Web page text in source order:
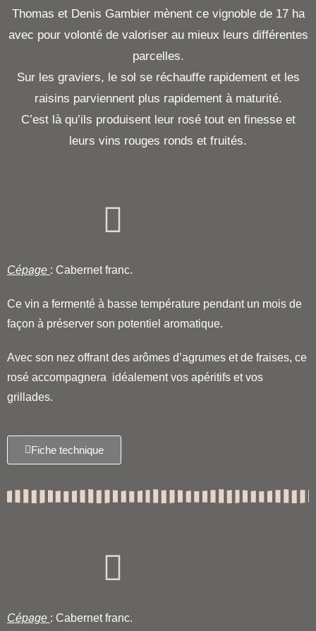
Thomas et Denis Gambier mènent ce vignoble de 17 ha
avec pour volonté de valoriser au mieux leurs différentes
parcelles.
Sur les graviers, le sol se réchauffe rapidement et les
raisins parviennent plus rapidement à maturité.
C’est là qu’ils produisent leur rosé tout en finesse et
leurs vins rouges ronds et fruités.
Cépage : Cabernet franc.
Ce vin a fermenté à basse température pendant un mois de
façon à préserver son potentiel aromatique.
Avec son nez offrant des arômes d’agrumes et de fraises, ce
rosé accompagnera idéalement vos apéritifs et vos
grillades.
Fiche technique
Cépage : Cabernet franc.